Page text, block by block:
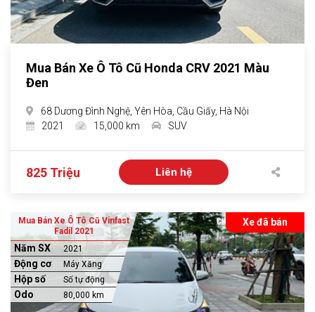
Mua Bán Xe Ô Tô Cũ Honda CRV 2021 Màu
Đen
68 Dương Đình Nghệ, Yên Hòa, Cầu Giấy, Hà Nội
2021
15,000 km SUV
825 Triệu Liên hệ
Xe đã bán
Mua Bán Xe Ô Tô Cũ Vinfast
Fadil 2021
Năm SX 2021
Động cơ Máy Xăng
Hộp số Số tự động
Odo 80,000 km